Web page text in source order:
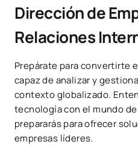
Claustro
Becas
Dirección de
Relaciones
Prepárate para convertirte
capaz de analizar y
contexto globalizado.
tecnología con el mundo
prepararás para ofrecer
empresas líderes.